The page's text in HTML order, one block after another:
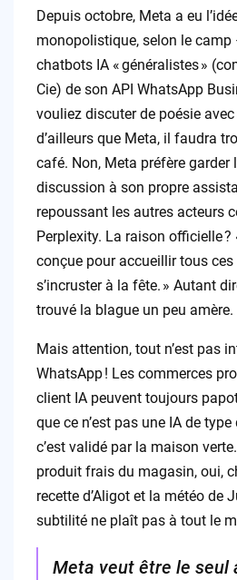
Depuis octobre, Meta a eu
monopolistique, selon le camp
chatbots IA « généralistes »
Cie) de son API WhatsApp
vouliez discuter de poésie
d’ailleurs que Meta, il faudra
café. Non, Meta préfère garder
discussion à son propre
repoussant les autres acteurs
Perplexity. La raison officielle ?
conçue pour accueillir tous
s’incruster à la fête. » Autant
trouvé la blague un peu amère.
Mais attention, tout n’est pas
WhatsApp ! Les commerces
client IA peuvent toujours
que ce n’est pas une IA de
c’est validé par la maison
produit frais du magasin, oui,
recette d’Aligot et la météo de
subtilité ne plaît pas à tout le
Meta veut être le seul